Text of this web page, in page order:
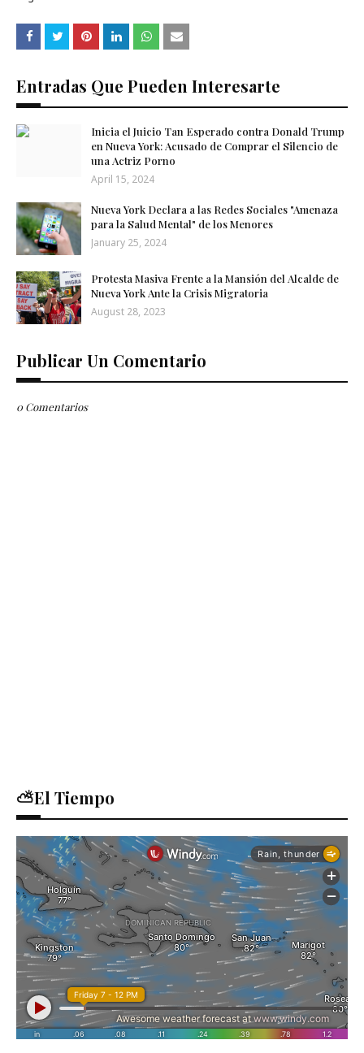
Entradas Que Pueden Interesarte
Inicia el Juicio Tan Esperado contra Donald Trump
en Nueva York: Acusado de Comprar el Silencio de
una Actriz Porno
April 15, 2024
Nueva York Declara a las Redes Sociales "Amenaza
para la Salud Mental" de los Menores
January 25, 2024
Protesta Masiva Frente a la Mansión del Alcalde de
Nueva York Ante la Crisis Migratoria
August 28, 2023
Publicar Un Comentario
0 Comentarios
⛅El Tiempo